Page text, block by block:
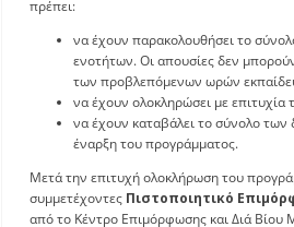
πρέπει:
να έχουν παρακολουθήσει το
ενοτήτων. Οι απουσίες δεν
των προβλεπόμενων ωρών
να έχουν ολοκληρώσει με επιτυχία
να έχουν καταβάλει το σύνολο των
έναρξη του προγράμματος.
Μετά την επιτυχή ολοκλήρωση του
συμμετέχοντες Πιστοποιητικό
από το Κέντρο Επιμόρφωσης και Διά